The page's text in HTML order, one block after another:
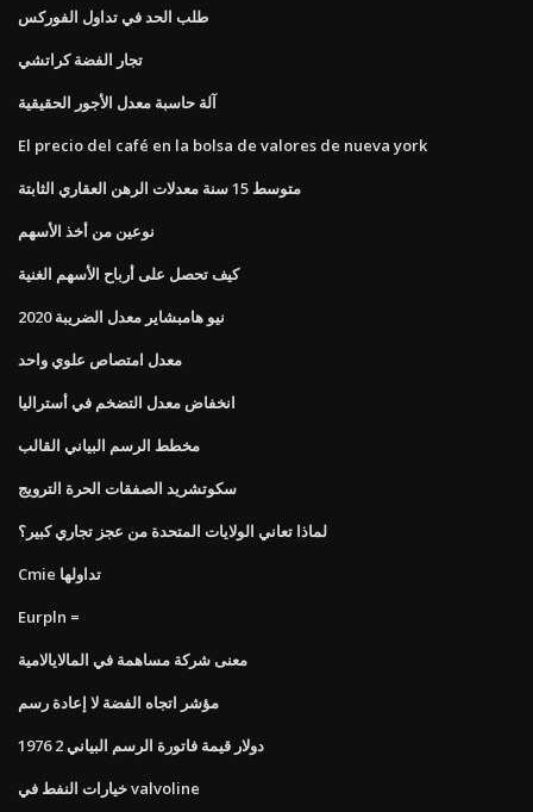
طلب الحد في تداول الفوركس
تجار الفضة كراتشي
آلة حاسبة معدل الأجور الحقيقية
El precio del café en la bolsa de valores de nueva york
متوسط ​​15 سنة معدلات الرهن العقاري الثابتة
نوعين من أخذ الأسهم
كيف تحصل على أرباح الأسهم الغنية
نيو هامبشاير معدل الضريبة 2020
معدل امتصاص علوي واحد
انخفاض معدل التضخم في أستراليا
مخطط الرسم البياني القالب
سكوتشريد الصفقات الحرة الترويج
لماذا تعاني الولايات المتحدة من عجز تجاري كبير؟
Cmie تداولها
Eurpln ​​=
معنى شركة مساهمة في المالايالامية
مؤشر اتجاه الفضة لا إعادة رسم
1976 2 دولار قيمة فاتورة الرسم البياني
خيارات النفط في valvoline